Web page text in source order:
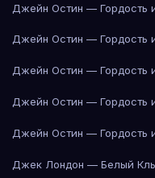
Джейн Остин — Гордость
Джейн Остин — Гордость
Джейн Остин — Гордость
Джейн Остин — Гордость
Джейн Остин — Гордость
Джек Лондон — Белый